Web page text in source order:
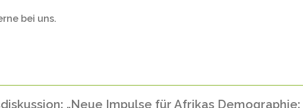
bei uns.
„Neue Impulse für Afrikas Demographie: